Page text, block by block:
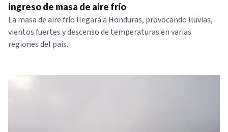
ingreso de masa de aire frío
La masa de aire frío llegará a Honduras, provocando lluvias,
vientos fuertes y descenso de temperaturas en varias
regiones del país.